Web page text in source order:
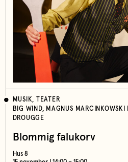
MUSIK, TEATER
BIG WIND, MAGNUS MARCINKOWSKI
DROUGGE
Blommig falukorv
Hus 8